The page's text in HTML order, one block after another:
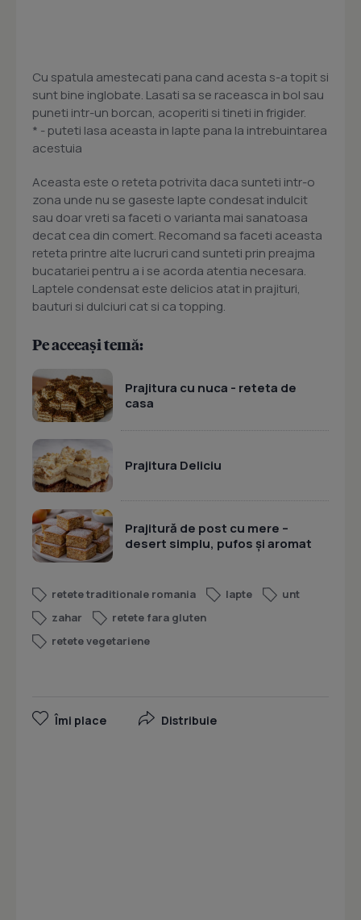
Cu spatula amestecati pana cand acesta s-a topit si
sunt bine inglobate. Lasati sa se raceasca in bol sau
puneti intr-un borcan, acoperiti si tineti in frigider.
* - puteti lasa aceasta in lapte pana la intrebuintarea
acestuia
Aceasta este o reteta potrivita daca sunteti intr-o
zona unde nu se gaseste lapte condesat indulcit
sau doar vreti sa faceti o varianta mai sanatoasa
decat cea din comert. Recomand sa faceti aceasta
reteta printre alte lucruri cand sunteti prin preajma
bucatariei pentru a i se acorda atentia necesara.
Laptele condensat este delicios atat in prajituri,
bauturi si dulciuri cat si ca topping.
Pe aceeași temă:
Prajitura cu nuca - reteta de
casa
Prajitura Deliciu
Prajitură de post cu mere –
desert simplu, pufos și aromat
retete traditionale romania lapte
unt
zahar
retete fara gluten
retete vegetariene
Îmi place Distribuie